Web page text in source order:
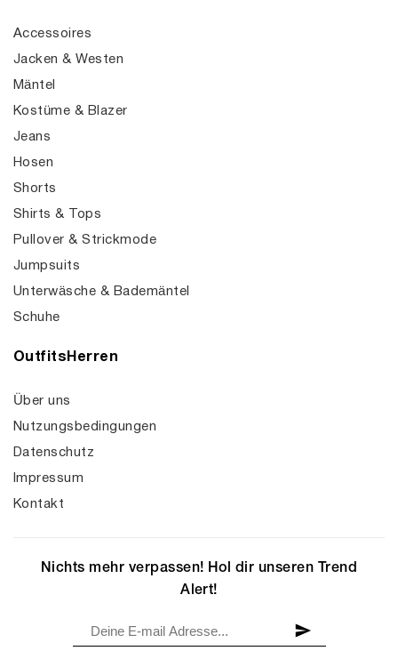
Accessoires
Jacken & Westen
Mäntel
Kostüme & Blazer
Jeans
Hosen
Shorts
Shirts & Tops
Pullover & Strickmode
Jumpsuits
Unterwäsche & Bademäntel
Schuhe
OutfitsHerren
Über uns
Nutzungsbedingungen
Datenschutz
Impressum
Kontakt
Nichts mehr verpassen! Hol dir unseren Trend
Alert!